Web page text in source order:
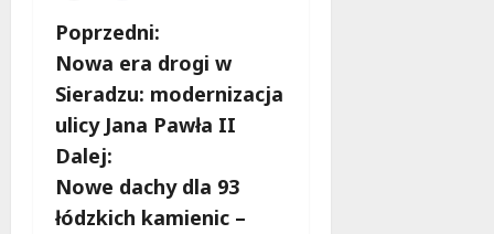
Z
o
b
a
c
Poprzedni:
Nowa era drogi w
Sieradzu: modernizacja
ulicy Jana Pawła II
Dalej:
Nowe dachy dla 93
łódzkich kamienic –